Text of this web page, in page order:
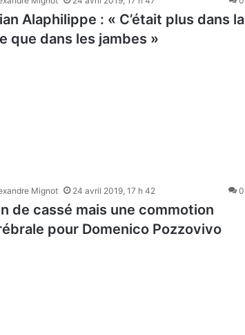
Alaphilippe : « C’était plus dans la
que dans les jambes »
Mignot 24 avril 2019, 17 h 42 0
de cassé mais une commotion
pour Domenico Pozzovivo